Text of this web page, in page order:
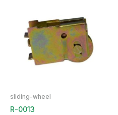
sliding-wheel
R-0013